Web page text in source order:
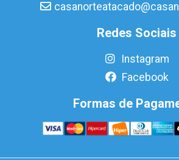
Redes Sociais
Instagram
Facebook
Formas de